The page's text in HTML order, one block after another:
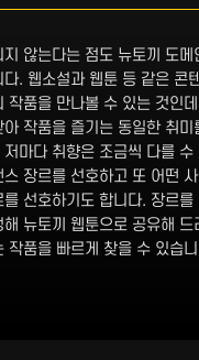
않는다는 점도 뉴토끼 도메
. 웹소설과 웹툰 등 같은 콘
작품을 만나볼 수 있는 것인
작품을 즐기는 동일한 취미
마다 취향은 조금씩 다를 수
장르를 선호하고 또 어떤
선호하기도 합니다. 장르를
뉴토끼 웹툰으로 공유해 드
작품을 빠르게 찾을 수 있습